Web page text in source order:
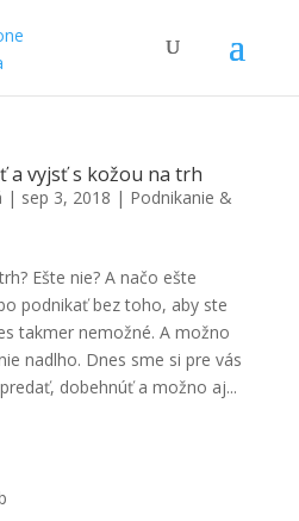
a vyjsť s kožou na trh
| sep 3, 2018 | Podnikanie &
Ešte nie? A načo ešte
podnikať bez toho, aby ste
takmer nemožné. A možno
nadlho. Dnes sme si pre vás
dobehnúť a možno aj...